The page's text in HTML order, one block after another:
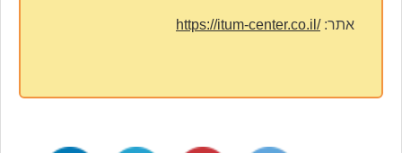
אתר:https://itum-center.co.il/